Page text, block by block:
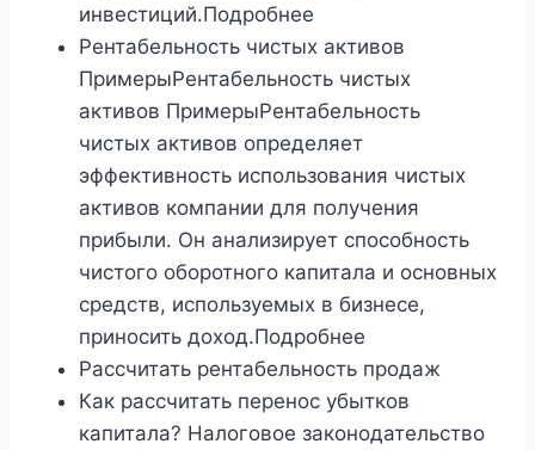
инвестиций.Подробнее
Рентабельность чистых активов
ПримерыРентабельность чистых
активов ПримерыРентабельность
чистых активов определяет
эффективность использования чистых
активов компании для получения
прибыли. Он анализирует способность
чистого оборотного капитала и основных
средств, используемых в бизнесе,
приносить доход.Подробнее
Рассчитать рентабельность продаж
Как рассчитать перенос убытков
капитала? Налоговое законодательство